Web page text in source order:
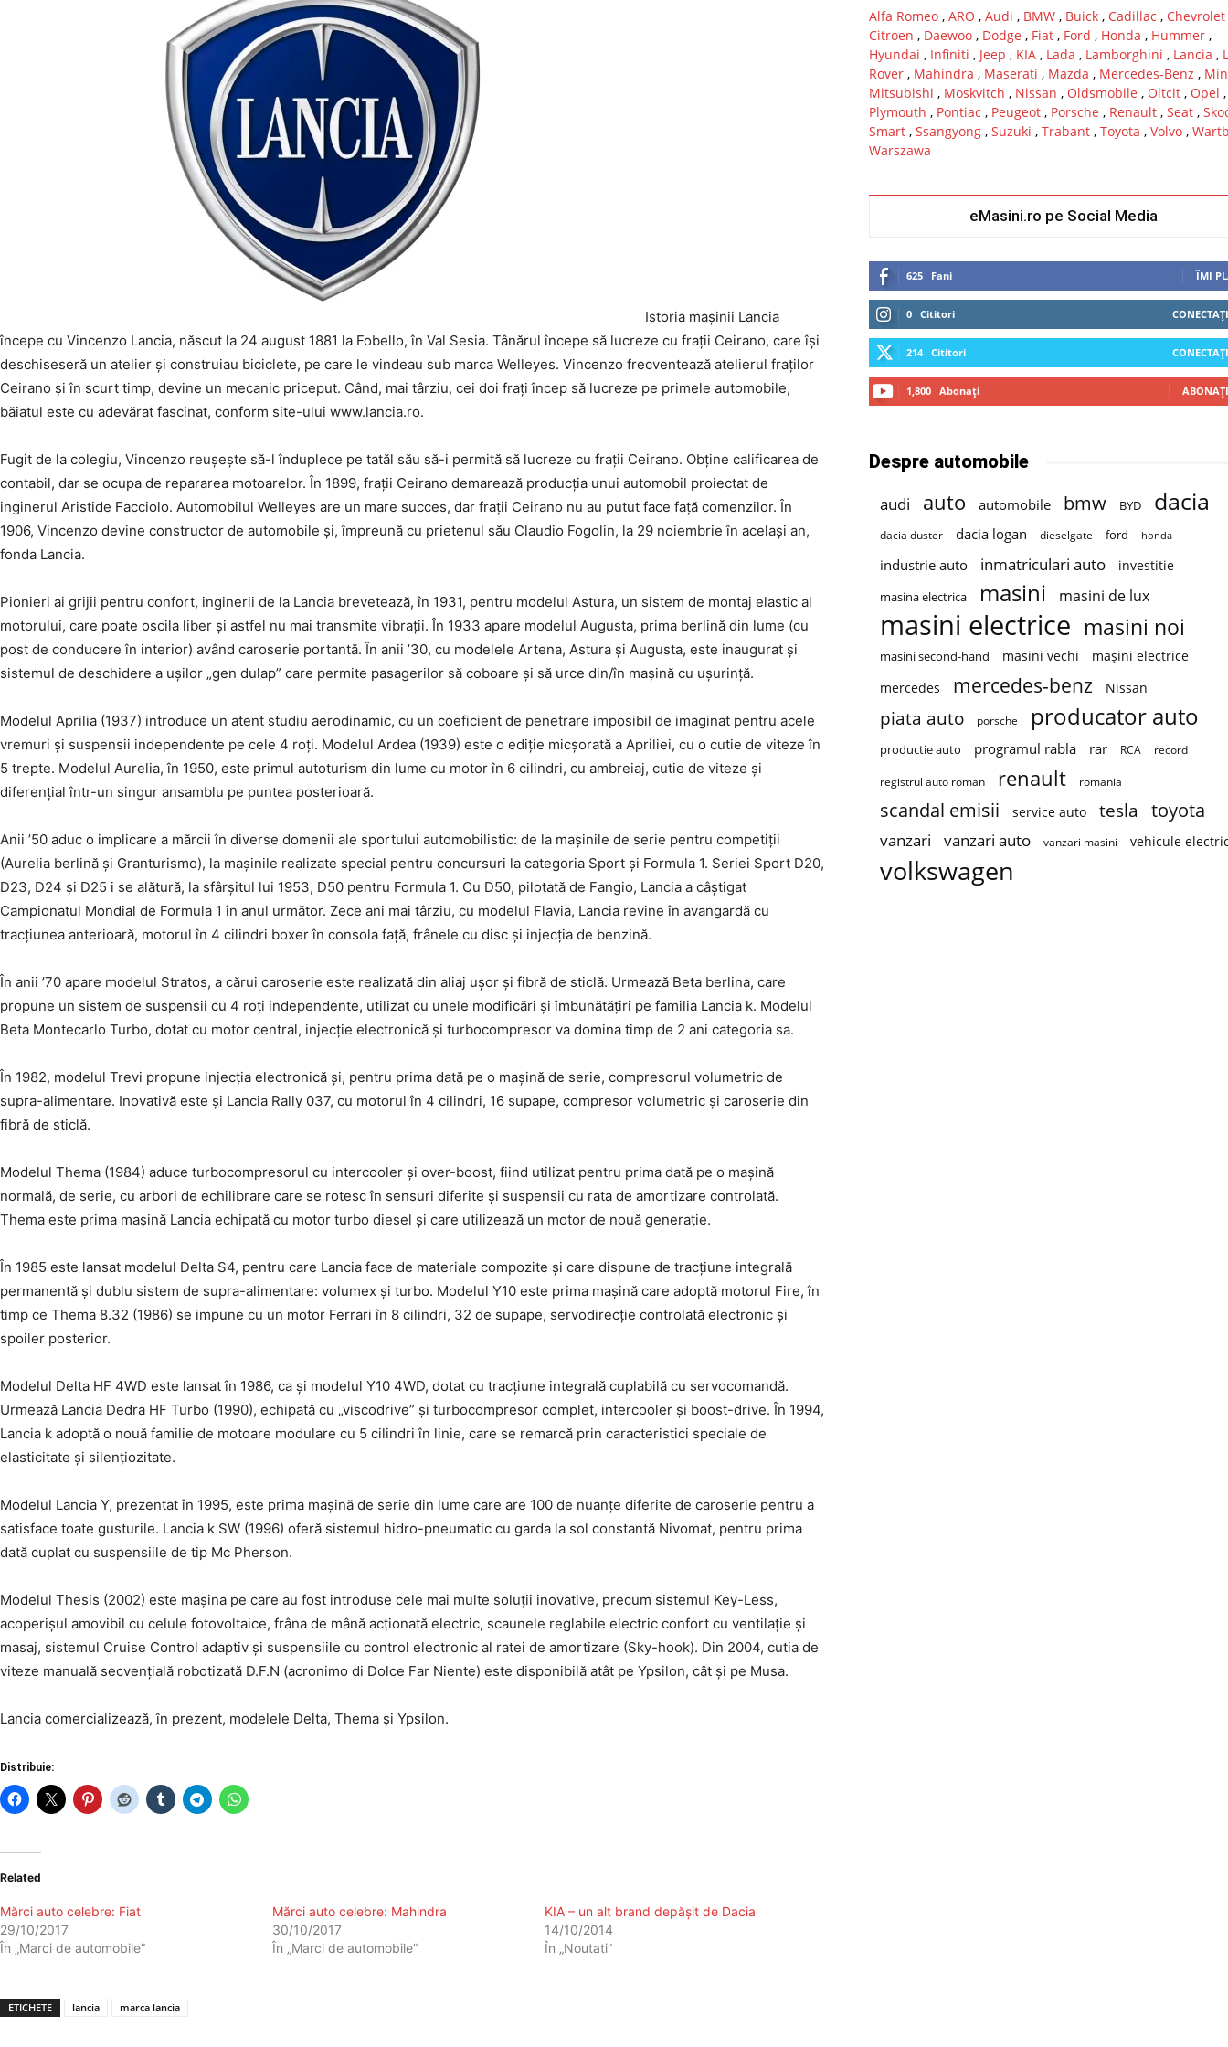
Istoria mașinii Lancia
începe cu Vincenzo Lancia, născut la 24 august 1881 la Fobello, în Val Sesia. Tânărul începe să lucreze cu frații Ceirano, care își
deschiseseră un atelier și construiau biciclete, pe care le vindeau sub marca Welleyes. Vincenzo frecventează atelierul fraților
Ceirano și în scurt timp, devine un mecanic priceput. Când, mai târziu, cei doi frați încep să lucreze pe primele automobile,
băiatul este cu adevărat fascinat, conform site-ului www.lancia.ro.
Fugit de la colegiu, Vincenzo reușește să-l înduplece pe tatăl său să-i permită să lucreze cu frații Ceirano. Obține calificarea de
contabil, dar se ocupa de repararea motoarelor. În 1899, frații Ceirano demarează producția unui automobil proiectat de
inginerul Aristide Facciolo. Automobilul Welleyes are un mare succes, dar frații Ceirano nu au putut face față comenzilor. În
1906, Vincenzo devine constructor de automobile și, împreună cu prietenul său Claudio Fogolin, la 29 noiembrie în același an,
fonda Lancia.
Pionieri ai grijii pentru confort, inginerii de la Lancia brevetează, în 1931, pentru modelul Astura, un sistem de montaj elastic al
motorului, care poate oscila liber și astfel nu mai transmite vibrații. În 1933 apare modelul Augusta, prima berlină din lume (cu
post de conducere în interior) având caroserie portantă. În anii ’30, cu modelele Artena, Astura și Augusta, este inaugurat și
sistemul de deschidere a ușilor „gen dulap” care permite pasagerilor să coboare și să urce din/în mașină cu ușurință.
Modelul Aprilia (1937) introduce un atent studiu aerodinamic, cu un coeficient de penetrare imposibil de imaginat pentru acele
vremuri și suspensii independente pe cele 4 roți. Modelul Ardea (1939) este o ediție micșorată a Apriliei, cu o cutie de viteze în
5 trepte. Modelul Aurelia, în 1950, este primul autoturism din lume cu motor în 6 cilindri, cu ambreiaj, cutie de viteze și
diferențial într-un singur ansamblu pe puntea posterioară.
Anii ’50 aduc o implicare a mărcii în diverse domenii ale sportului automobilistic: de la mașinile de serie pentru competiții
(Aurelia berlină și Granturismo), la mașinile realizate special pentru concursuri la categoria Sport și Formula 1. Seriei Sport D20,
D23, D24 și D25 i se alătură, la sfârșitul lui 1953, D50 pentru Formula 1. Cu D50, pilotată de Fangio, Lancia a câștigat
Campionatul Mondial de Formula 1 în anul următor. Zece ani mai târziu, cu modelul Flavia, Lancia revine în avangardă cu
tracțiunea anterioară, motorul în 4 cilindri boxer în consola față, frânele cu disc și injecția de benzină.
În anii ’70 apare modelul Stratos, a cărui caroserie este realizată din aliaj ușor și fibră de sticlă. Urmează Beta berlina, care
propune un sistem de suspensii cu 4 roți independente, utilizat cu unele modificări și îmbunătățiri pe familia Lancia k. Modelul
Beta Montecarlo Turbo, dotat cu motor central, injecție electronică și turbocompresor va domina timp de 2 ani categoria sa.
În 1982, modelul Trevi propune injecția electronică și, pentru prima dată pe o mașină de serie, compresorul volumetric de
supra-alimentare. Inovativă este și Lancia Rally 037, cu motorul în 4 cilindri, 16 supape, compresor volumetric și caroserie din
fibră de sticlă.
Modelul Thema (1984) aduce turbocompresorul cu intercooler și over-boost, fiind utilizat pentru prima dată pe o mașină
normală, de serie, cu arbori de echilibrare care se rotesc în sensuri diferite și suspensii cu rata de amortizare controlată.
Thema este prima mașină Lancia echipată cu motor turbo diesel și care utilizează un motor de nouă generație.
În 1985 este lansat modelul Delta S4, pentru care Lancia face de materiale compozite și care dispune de tracțiune integrală
permanentă și dublu sistem de supra-alimentare: volumex și turbo. Modelul Y10 este prima mașină care adoptă motorul Fire, în
timp ce Thema 8.32 (1986) se impune cu un motor Ferrari în 8 cilindri, 32 de supape, servodirecție controlată electronic și
spoiler posterior.
Modelul Delta HF 4WD este lansat în 1986, ca și modelul Y10 4WD, dotat cu tracțiune integrală cuplabilă cu servocomandă.
Urmează Lancia Dedra HF Turbo (1990), echipată cu „viscodrive” și turbocompresor complet, intercooler și boost-drive. În 1994,
Lancia k adoptă o nouă familie de motoare modulare cu 5 cilindri în linie, care se remarcă prin caracteristici speciale de
elasticitate și silențiozitate.
Modelul Lancia Y, prezentat în 1995, este prima mașină de serie din lume care are 100 de nuanțe diferite de caroserie pentru a
satisface toate gusturile. Lancia k SW (1996) oferă sistemul hidro-pneumatic cu garda la sol constantă Nivomat, pentru prima
dată cuplat cu suspensiile de tip Mc Pherson.
Modelul Thesis (2002) este mașina pe care au fost introduse cele mai multe soluții inovative, precum sistemul Key-Less,
acoperișul amovibil cu celule fotovoltaice, frâna de mână acționată electric, scaunele reglabile electric confort cu ventilație și
masaj, sistemul Cruise Control adaptiv și suspensiile cu control electronic al ratei de amortizare (Sky-hook). Din 2004, cutia de
viteze manuală secvențială robotizată D.F.N (acronimo di Dolce Far Niente) este disponibilă atât pe Ypsilon, cât și pe Musa.
Lancia comercializează, în prezent, modelele Delta, Thema și Ypsilon.
Distribuie:
Related
Mărci auto celebre: Fiat
29/10/2017
În „Marci de automobile”
Mărci auto celebre: Mahindra
30/10/2017
În „Marci de automobile”
KIA – un alt brand depășit de Dacia
14/10/2014
În „Noutati”
ETICHETE lancia marca lancia
Alfa Romeo, ARO , Audi , BMW, Buick, Cadillac , Chevrolet
Citroen , Daewoo, Dodge , Fiat, Ford , Honda , Hummer,
Hyundai , Infiniti , Jeep , KIA, Lada , Lamborghini , Lancia ,
Rover, Mahindra , Maserati , Mazda , Mercedes-Benz ,
Mitsubishi , Moskvitch , Nissan , Oldsmobile , Oltcit, Opel ,
Plymouth , Pontiac , Peugeot, Porsche , Renault, Seat,
Smart, Ssangyong, Suzuki , Trabant, Toyota , Volvo,
Warszawa
eMasini.ro pe Social Media
625 Fani ÎMI
0 Cititori
214 Cititori
1,800 Abonați
Despre automobile
audi auto automobile bmw BYD dacia
dacia duster dacia logan dieselgate ford honda
industrie auto inmatriculari auto investitie
masina electrica masini masini de lux
masini electrice masini noi
masini second-hand masini vechi
mașini electrice
mercedes
mercedes-benz Nissan
piata auto porsche producator auto
productie auto programul rabla rar RCA record
registrul auto roman renault romania
scandal emisii service auto tesla toyota
vanzari vanzari auto vanzari masini vehicule
volkswagen